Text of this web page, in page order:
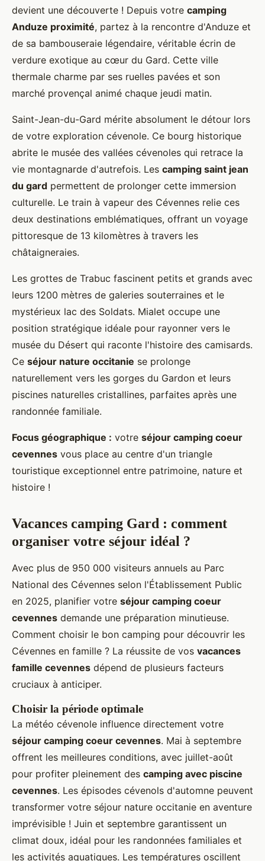
devient une découverte ! Depuis votre camping
Anduze proximité, partez à la rencontre d'Anduze et
de sa bambouseraie légendaire, véritable écrin de
verdure exotique au cœur du Gard. Cette ville
thermale charme par ses ruelles pavées et son
marché provençal animé chaque jeudi matin.
Saint-Jean-du-Gard mérite absolument le détour lors
de votre exploration cévenole. Ce bourg historique
abrite le musée des vallées cévenoles qui retrace la
vie montagnarde d'autrefois. Les camping saint jean
du gard permettent de prolonger cette immersion
culturelle. Le train à vapeur des Cévennes relie ces
deux destinations emblématiques, offrant un voyage
pittoresque de 13 kilomètres à travers les
châtaigneraies.
Les grottes de Trabuc fascinent petits et grands avec
leurs 1200 mètres de galeries souterraines et le
mystérieux lac des Soldats. Mialet occupe une
position stratégique idéale pour rayonner vers le
musée du Désert qui raconte l'histoire des camisards.
Ce séjour nature occitanie se prolonge
naturellement vers les gorges du Gardon et leurs
piscines naturelles cristallines, parfaites après une
randonnée familiale.
Focus géographique : votre séjour camping coeur
cevennes vous place au centre d'un triangle
touristique exceptionnel entre patrimoine, nature et
histoire !
Vacances camping Gard : comment
organiser votre séjour idéal ?
Avec plus de 950 000 visiteurs annuels au Parc
National des Cévennes selon l'Établissement Public
en 2025, planifier votre séjour camping coeur
cevennes demande une préparation minutieuse.
Comment choisir le bon camping pour découvrir les
Cévennes en famille ? La réussite de vos vacances
famille cevennes dépend de plusieurs facteurs
cruciaux à anticiper.
Choisir la période optimale
La météo cévenole influence directement votre
séjour camping coeur cevennes. Mai à septembre
offrent les meilleures conditions, avec juillet-août
pour profiter pleinement des camping avec piscine
cevennes. Les épisodes cévenols d'automne peuvent
transformer votre séjour nature occitanie en aventure
imprévisible ! Juin et septembre garantissent un
climat doux, idéal pour les randonnées familiales et
les activités aquatiques. Les températures oscillent